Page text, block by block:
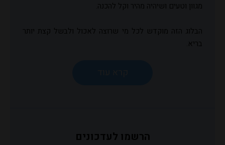
מגוון וטעים ושיהיה מהיר וקל להכנה.
הבלוג הזה מוקדש לכל מי שרוצה לאכול ולבשל קצת יותר
בריא.
הרשמו לעדכונים